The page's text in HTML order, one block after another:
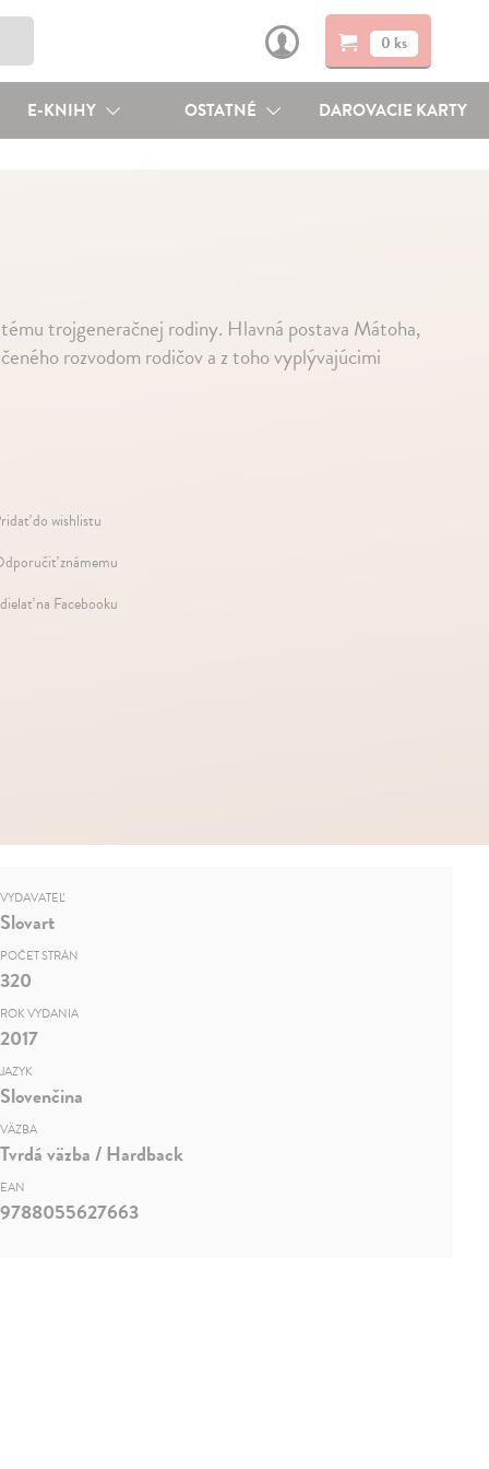
0 ks
E-KNIHY OSTATNÉ DAROVACIE KARTY
trojgeneračnej rodiny. Hlavná postava Mátoha,
rozvodom rodičov a z toho vyplývajúcimi
do wishlistu
známemu
na Facebooku
VYDAVATEĽ
Slovart
POČET STRÁN
320
ROK VYDANIA
2017
JAZYK
Slovenčina
VÄZBA
Tvrdá väzba / Hardback
EAN
9788055627663